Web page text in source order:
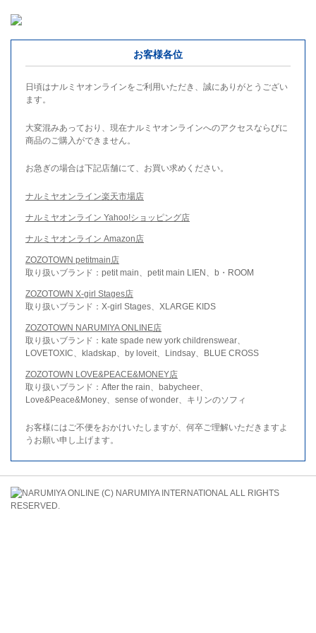
お客様各位
日頃はナルミヤオンラインをご利用いただき、誠にありがとうござい
ます。
大変混みあっており、現在ナルミヤオンラインへのアクセスならびに
商品のご購入ができません。
お急ぎの場合は下記店舗にて、お買い求めください。
ナルミヤオンライン楽天市場店
ナルミヤオンライン Yahoo!ショッピング店
ナルミヤオンライン Amazon店
ZOZOTOWN petitmain店
取り扱いブランド：petit main、petit main LIEN、b・ROOM
ZOZOTOWN X-girl Stages店
取り扱いブランド：X-girl Stages、XLARGE KIDS
ZOZOTOWN NARUMIYA ONLINE店
取り扱いブランド：kate spade new york childrenswear、
LOVETOXIC、kladskap、by loveit、Lindsay、BLUE CROSS
ZOZOTOWN LOVE&PEACE&MONEY店
取り扱いブランド：After the rain、babycheer、
Love&Peace&Money、sense of wonder、キリンのソフィ
お客様にはご不便をおかけいたしますが、何卒ご理解いただきますよ
うお願い申し上げます。